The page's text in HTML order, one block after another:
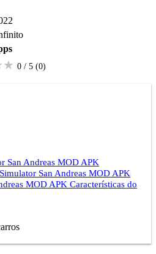
★ 0 / 5 (0)
San Andreas MOD APK
San Andreas MOD APK
MOD APK Características do